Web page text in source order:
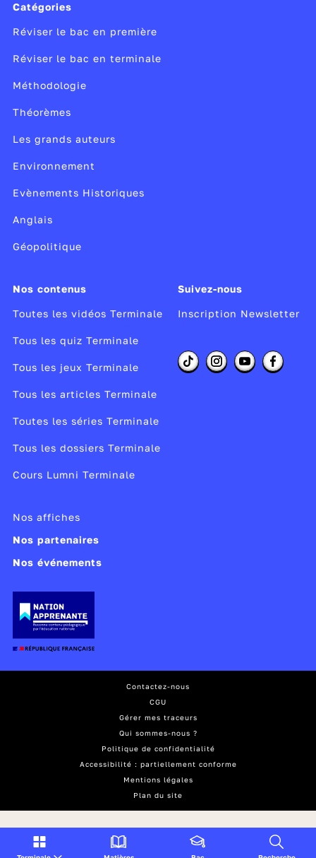
Catégories
Réviser le bac en première
Réviser le bac en terminale
Méthodologie
Théorèmes
Les grands auteurs
Environnement
Evènements Historiques
Anglais
Géopolitique
Nos contenus
Toutes les vidéos Terminale
Tous les quiz Terminale
Tous les jeux Terminale
Tous les articles Terminale
Toutes les séries Terminale
Tous les dossiers Terminale
Cours Lumni Terminale
Suivez-nous
Inscription Newsletter
Nos affiches
Nos partenaires
Nos événements
Contactez-nous
CGU
Gérer mes traceurs
Qui sommes-nous ?
Politique de confidentialité
Accessibilité : partiellement conforme
Mentions légales
Plan du site